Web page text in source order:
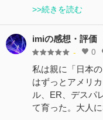
>>続きを読む
imiの感想・評価
- 0
私は親に「日本
はずっとアメリ
ル、ER、デスパ
て育った。大人